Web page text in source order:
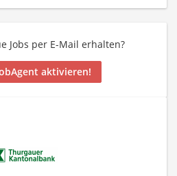
Jobs per E-Mail erhalten?
aktivieren!